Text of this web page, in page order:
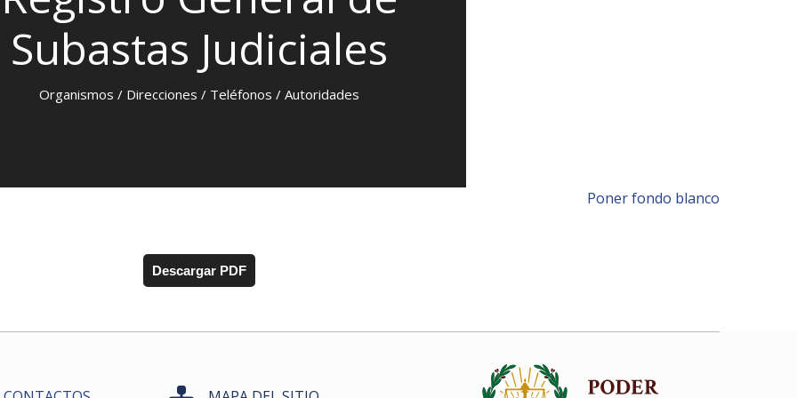
Subastas Judiciales
Organismos / Direcciones / Teléfonos / Autoridades
Poner fondo blanco
Descargar PDF